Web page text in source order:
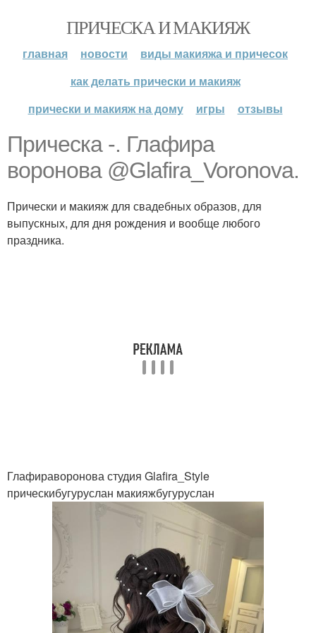
ПРИЧЕСКА И МАКИЯЖ
главная новости
виды макияжа и причесок
как делать прически и макияж
прически и макияж на дому
игры отзывы
Прическа -. Глафира
воронова @Glafira_Voronova.
Прически и макияж для свадебных образов, для
выпускных, для дня рождения и вообще любого
праздника.
Глафираворонова студия Glafira_Style
прическибугуруслан макияжбугуруслан